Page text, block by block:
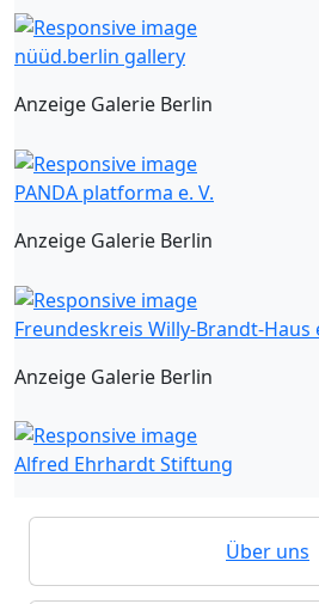
nüüd.berlin gallery
Anzeige Galerie Berlin
PANDA platforma e. V.
Anzeige Galerie Berlin
Freundeskreis Willy-Brandt-Haus
Anzeige Galerie Berlin
Alfred Ehrhardt Stiftung
Über uns